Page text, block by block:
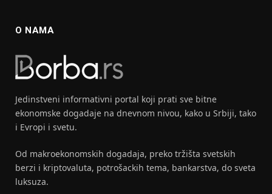
O NAMA
Jedinstveni informativni portal koji prati sve bitne
ekonomske dogadaje na dnevnom nivou, kako u Srbiji, tako
i Evropi i svetu.
Od makroekonomskih dogadaja, preko tržišta svetskih
berzi i kriptovaluta, potrošackih tema, bankarstva, do sveta
luksuza.